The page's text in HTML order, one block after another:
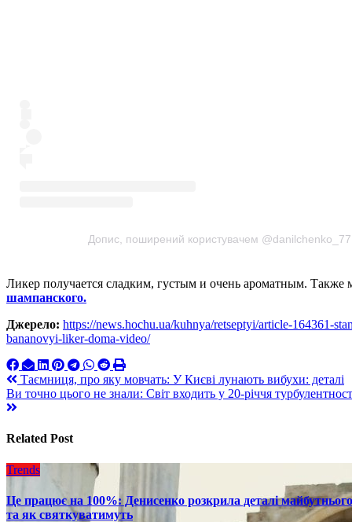
Допис, поширений користувачем @danilchenko_77
Ликер получается сладким, густым и очень ароматным. Также
шампанского.
Джерело: https://news.hochu.ua/kuhnya/retseptyi/article-164361-
bananovyi-liker-doma-video/
Навигация
по
Таємниця, про яку мовчать: У Києві лунають вибухи: деталі
Ви точно цього не знали: Світ входить у 20-річчя
Related Post
Trends
Це працює на 100%: Денисенко розкрила деталі майбутнього
та як святкуватимуть